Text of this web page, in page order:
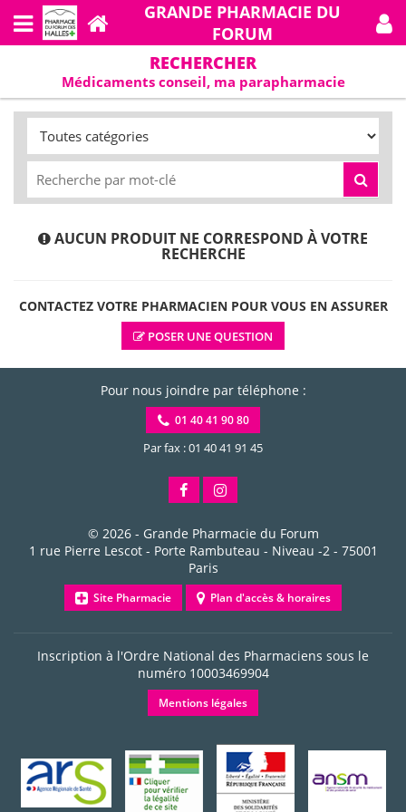
GRANDE PHARMACIE DU
FORUM
RECHERCHER
Médicaments conseil, ma parapharmacie
AUCUN PRODUIT NE CORRESPOND À VOTRE
RECHERCHE
CONTACTEZ VOTRE PHARMACIEN POUR VOUS EN ASSURER
POSER UNE QUESTION
Pour nous joindre par téléphone :
01 40 41 90 80
Par fax : 01 40 41 91 45
© 2026 - Grande Pharmacie du Forum
1 rue Pierre Lescot - Porte Rambuteau - Niveau -2 - 75001
Paris
Site Pharmacie Plan d'accès & horaires
Inscription à l'Ordre National des Pharmaciens sous le
numéro 10003469904
Mentions légales